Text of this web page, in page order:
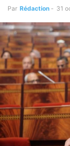
Par Rédaction - 31